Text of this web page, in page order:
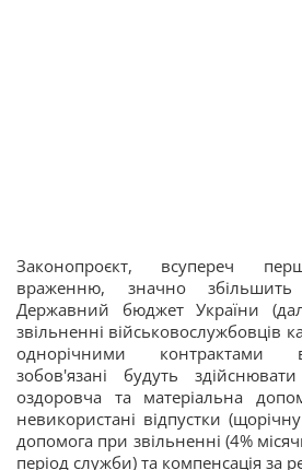
Законопроєкт, всупереч
враженню, значно
Державний бюджет України
звільненні військовослужбовців
однорічними контрактами
зобов'язані будуть
оздоровча та матеріальна
невикористані відпустки
допомога при звільненні (4%
період служби) та компенсація за